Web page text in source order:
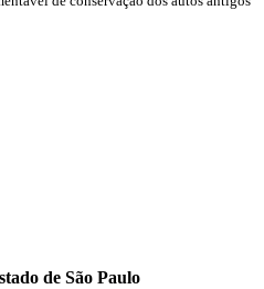
de São Paulo